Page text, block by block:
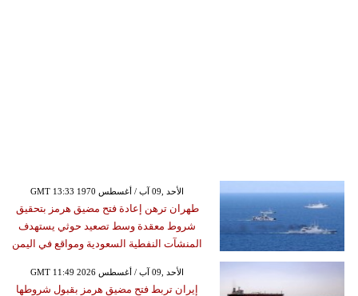
GMT 13:33 1970 الأحد ,09 آب / أغسطس
طهران ترهن إعادة فتح مضيق هرمز بتحقيق
شروط معقدة وسط تصعيد حوثي يستهدف
المنشآت النفطية السعودية ومواقع في اليمن
GMT 11:49 2026 الأحد ,09 آب / أغسطس
إيران تربط فتح مضيق هرمز بقبول شروطها